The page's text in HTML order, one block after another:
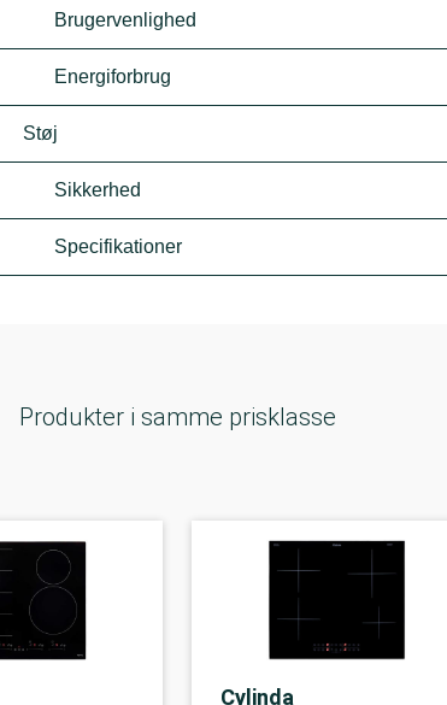
Brugervenlighed
Energiforbrug
Støj
Sikkerhed
Specifikationer
Produkter i samme prisklasse
Cylinda